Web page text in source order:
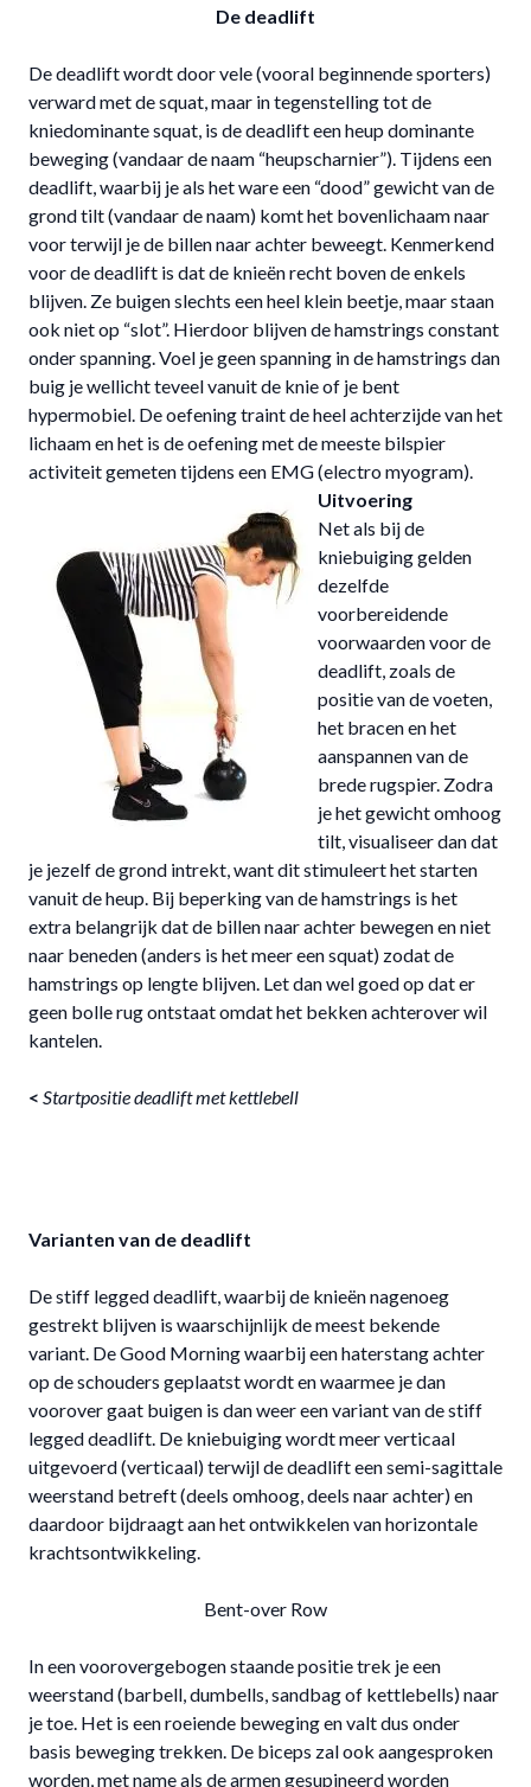
De deadlift
De deadlift wordt door vele (vooral beginnende sporters)
verward met de squat, maar in tegenstelling tot de
kniedominante squat, is de deadlift een heup dominante
beweging (vandaar de naam “heupscharnier”). Tijdens een
deadlift, waarbij je als het ware een “dood” gewicht van de
grond tilt (vandaar de naam) komt het bovenlichaam naar
voor terwijl je de billen naar achter beweegt. Kenmerkend
voor de deadlift is dat de knieën recht boven de enkels
blijven. Ze buigen slechts een heel klein beetje, maar staan
ook niet op “slot”. Hierdoor blijven de hamstrings constant
onder spanning. Voel je geen spanning in de hamstrings dan
buig je wellicht teveel vanuit de knie of je bent
hypermobiel. De oefening traint de heel achterzijde van het
lichaam en het is de oefening met de meeste bilspier
activiteit gemeten tijdens een EMG (electro myogram).
Uitvoering
Net als bij de
kniebuiging gelden
dezelfde
voorbereidende
voorwaarden voor de
deadlift, zoals de
positie van de voeten,
het bracen en het
aanspannen van de
brede rugspier. Zodra
je het gewicht omhoog
tilt, visualiseer dan dat
je jezelf de grond intrekt, want dit stimuleert het starten
vanuit de heup. Bij beperking van de hamstrings is het
extra belangrijk dat de billen naar achter bewegen en niet
naar beneden (anders is het meer een squat) zodat de
hamstrings op lengte blijven. Let dan wel goed op dat er
geen bolle rug ontstaat omdat het bekken achterover wil
kantelen.
< Startpositie deadlift met kettlebell
Varianten van de deadlift
De stiff legged deadlift, waarbij de knieën nagenoeg
gestrekt blijven is waarschijnlijk de meest bekende
variant. De Good Morning waarbij een haterstang achter
op de schouders geplaatst wordt en waarmee je dan
voorover gaat buigen is dan weer een variant van de stiff
legged deadlift. De kniebuiging wordt meer verticaal
uitgevoerd (verticaal) terwijl de deadlift een semi-sagittale
weerstand betreft (deels omhoog, deels naar achter) en
daardoor bijdraagt aan het ontwikkelen van horizontale
krachtsontwikkeling.
Bent-over Row
In een voorovergebogen staande positie trek je een
weerstand (barbell, dumbells, sandbag of kettlebells) naar
je toe. Het is een roeiende beweging en valt dus onder
basis beweging trekken. De biceps zal ook aangesproken
worden, met name als de armen gesupineerd worden